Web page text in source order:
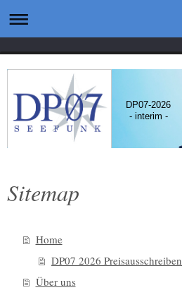
DP07-2026
- interim -
Sitemap
Home
DP07 2026 Preisausschreiben
Über uns